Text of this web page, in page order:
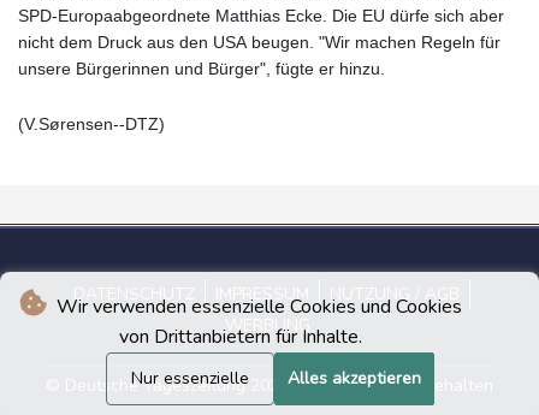
Wir verwenden essenzielle Cookies und Cookies
von Drittanbietern für Inhalte.
Nur essenzielle Alles akzeptieren
SPD-Europaabgeordnete Matthias Ecke. Die EU dürfe sich aber
nicht dem Druck aus den USA beugen. "Wir machen Regeln für
unsere Bürgerinnen und Bürger", fügte er hinzu.
(V.Sørensen--DTZ)
DATENSCHUTZ IMPRESSUM
NUTZUNG / AGB
WERBUNG
© Deutsche Tageszeitung 2026 - Alle Rechte vorbehalten